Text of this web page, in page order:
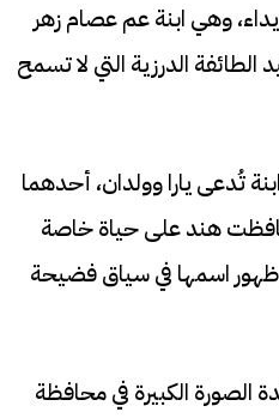
وهي ابنة عم عصام زهر
الطائفة الدرزية التي لا تسمح
تُدعى يارا وولدان، أحدهما
هند على حياة خاصة
اسمها في سياق فضيحة
الصورة الكبيرة في محافظة